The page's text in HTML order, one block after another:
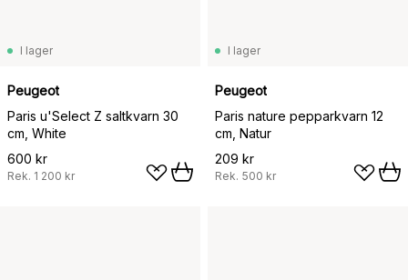
I lager
Peugeot
Paris u'Select Z saltkvarn 30
cm, White
600 kr
Rek. 1 200 kr
I lager
Peugeot
Paris nature pepparkvarn 12
cm, Natur
209 kr
Rek. 500 kr